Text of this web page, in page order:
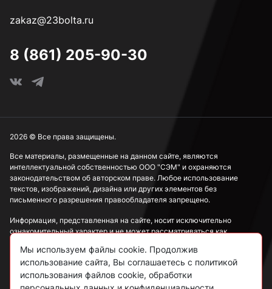
zakaz@23bolta.ru
8 (861) 205-90-30
Все материалы, размещенные на данном сайте, являются
интеллектуальной собственностью ООО "СЭМ" и охраняются
законодательством об авторском праве. Любое использование
текстов, изображений, дизайна или других элементов без
письменного разрешения правообладателя запрещено.
Информация, представленная на сайте, носит исключительно
ознакомительный характер и не может рассматриваться как
Политика конфиденциальности
2026 © Все права защищены.
Мы используем файлы cookie. Продолжив
использование сайта, Вы соглашаетесь с политикой
использования файлов cookie, обработки